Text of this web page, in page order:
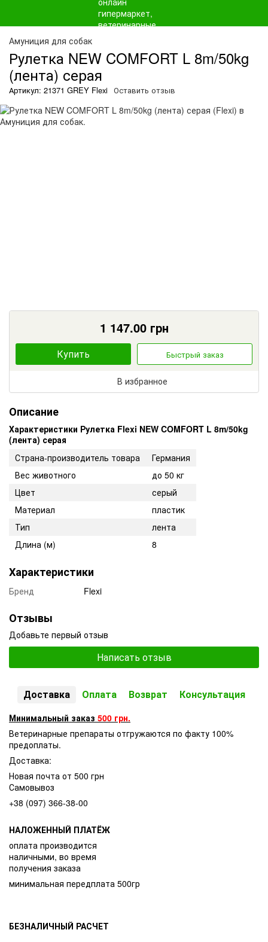
Амуниция для собак
Рулетка NEW COMFORT L 8m/50kg
(лента) серая
Артикул: 21371 GREY Flexi Оставить отзыв
1 147.00грн
Купить Быстрый заказ
В избранное
Описание
Характеристики Рулетка Flexi NEW COMFORT L 8m/50kg
(лента) серая
Страна-производитель товара
Германия
Вес животного
до 50 кг
Цвет
серый
Материал
пластик
Тип
лента
Длина (м)
8
Характеристики
Бренд Flexi
Отзывы
Добавьте первый отзыв
Написать отзыв
Доставка Оплата Возврат Консультация
Минимальный заказ 500 грн.
Ветеринарные препараты отгружаются по факту 100%
предоплаты.
Доставка:
Новая почта от 500 грн
Самовывоз
+38 (097) 366-38-00
НАЛОЖЕННЫЙ ПЛАТЁЖ
оплата производится
наличными, во время
получения заказа
минимальная передплата 500гр
БЕЗНАЛИЧНЫЙ РАСЧЕТ